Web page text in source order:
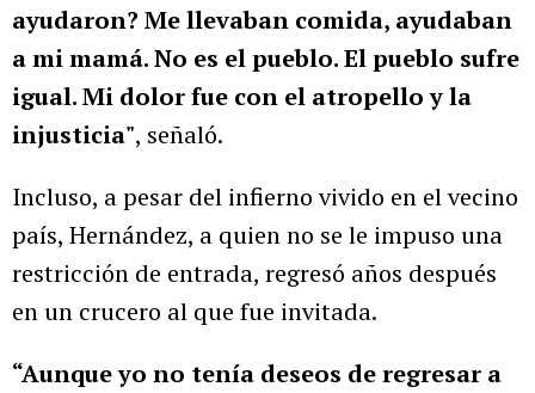
ayudaron? Me llevaban comida, ayudaban
a mi mamá. No es el pueblo. El pueblo sufre
igual. Mi dolor fue con el atropello y la
injusticia", señaló.
Incluso, a pesar del infierno vivido en el vecino
país, Hernández, a quien no se le impuso una
restricción de entrada, regresó años después
en un crucero al que fue invitada.
“Aunque yo no tenía deseos de regresar a